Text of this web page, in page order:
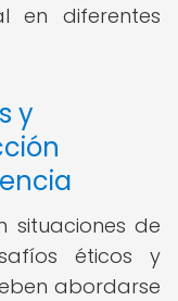
en diferentes
y
situaciones de
éticos y
abordarse